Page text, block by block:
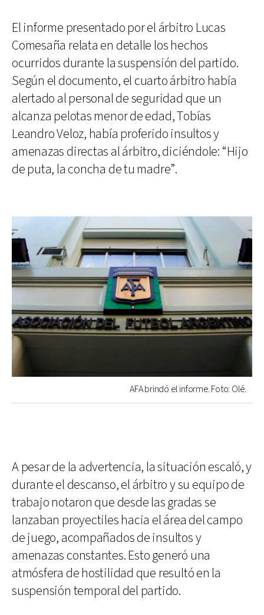
El informe presentado por el árbitro Lucas
Comesaña relata en detalle los hechos
ocurridos durante la suspensión del partido.
Según el documento, el cuarto árbitro había
alertado al personal de seguridad que un
alcanza pelotas menor de edad, Tobías
Leandro Veloz, había proferido insultos y
amenazas directas al árbitro, diciéndole: “Hijo
de puta, la concha de tu madre”.
AFA brindó el informe. Foto: Olé.
A pesar de la advertencia, la situación escaló, y
durante el descanso, el árbitro y su equipo de
trabajo notaron que desde las gradas se
lanzaban proyectiles hacia el área del campo
de juego, acompañados de insultos y
amenazas constantes. Esto generó una
atmósfera de hostilidad que resultó en la
suspensión temporal del partido.